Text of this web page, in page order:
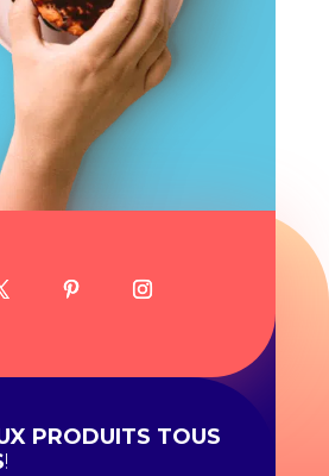
PRODUITS TOUS
!